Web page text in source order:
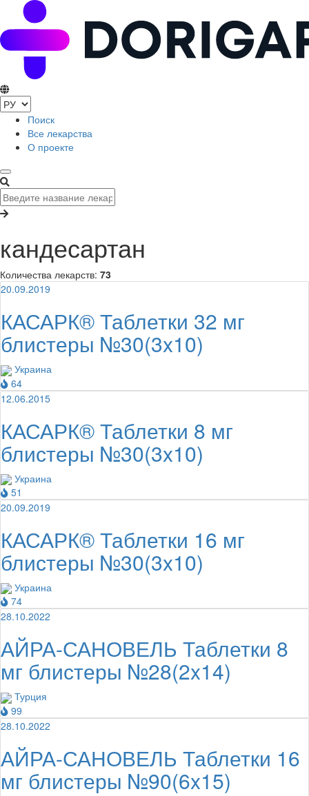
Поиск
Все лекарства
О проекте
кандесартан
Количества лекарств: 73
20.09.2019
КАСАРК® Таблетки 32 мг
блистеры №30(3x10)
Украина
64
12.06.2015
КАСАРК® Таблетки 8 мг
блистеры №30(3x10)
Украина
51
20.09.2019
КАСАРК® Таблетки 16 мг
блистеры №30(3x10)
Украина
74
28.10.2022
АЙРА-САНОВЕЛЬ Таблетки 8
мг блистеры №28(2x14)
Турция
99
28.10.2022
АЙРА-САНОВЕЛЬ Таблетки 16
мг блистеры №90(6x15)